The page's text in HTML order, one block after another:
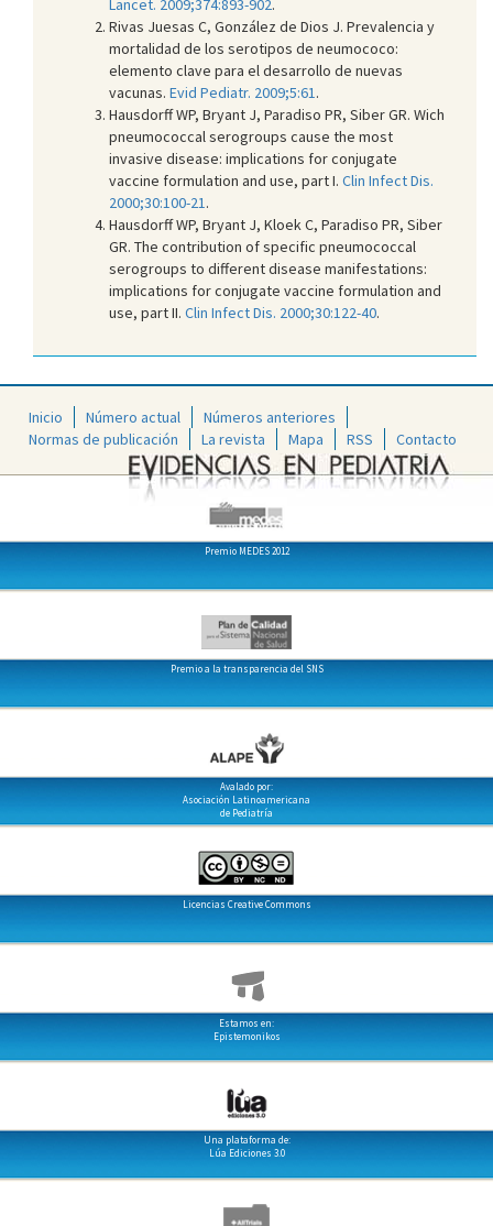
Rivas Juesas C, González de Dios J. Prevalencia y
mortalidad de los serotipos de neumococo:
elemento clave para el desarrollo de nuevas
vacunas. Evid Pediatr. 2009;5:61 .
Hausdorff WP, Bryant J, Paradiso PR, Siber GR. Wich
pneumococcal serogroups cause the most
invasive disease: implications for conjugate
vaccine formulation and use, part I. Clin Infect Dis.
2000;30:100-21 .
Hausdorff WP, Bryant J, Kloek C, Paradiso PR, Siber
GR. The contribution of specific pneumococcal
serogroups to different disease manifestations:
implications for conjugate vaccine formulation and
use, part II. Clin Infect Dis. 2000;30:122-40.
Inicio Número actual
Números anteriores
Normas de publicación
La revista Mapa RSS Contacto
Premio MEDES 2012
Premio a la transparencia del SNS
Avalado por:
Asociación Latinoamericana
de Pediatría
Licencias Creative Commons
Estamos en:
Epistemonikos
Una plataforma de:
Lúa Ediciones 3.0